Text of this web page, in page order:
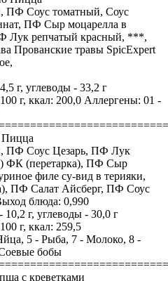
ПФ Соус томатный, Соус
ПФ Сыр моцарелла в
Лук репчатый красный, ***,
Прованские травы SpicExpert
г, углеводы - 33,2 г
г, ккал: 200,0 Аллергены: 01 -
Пицца
ПФ Соус Цезарь, ПФ Лук
ФК (перетарка), ПФ Сыр
филе су-вид в терияки,
ПФ Салат Айсберг, ПФ Соус
блюда: 0,990
г, углеводы - 30,0 г
г, ккал: 259,5
5 - Рыба, 7 - Молоко, 8 -
бобы
с креветками